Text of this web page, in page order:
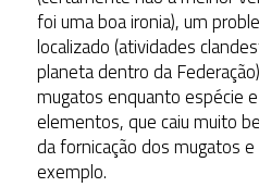
foi uma boa ironia), um
localizado (atividades
planeta dentro da
mugatos enquanto espécie
elementos, que caiu muito
da fornicação dos mugatos
exemplo.